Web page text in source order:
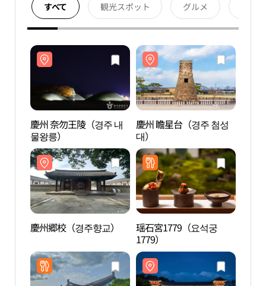
すべて 観光スポット グルメ
慶州 奈勿王陵（경주 내
물왕릉）
慶州 瞻星台（경주 첨성
대）
慶州郷校（경주향교）
瑶石宮1779（요석궁
1779）